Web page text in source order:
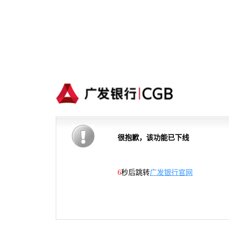
很抱歉，该功能已下线
5秒后跳转广发银行官网